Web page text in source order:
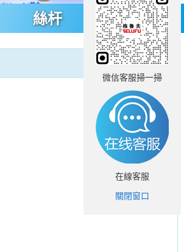
絲杆
微信客服掃一掃
在線客服
關閉窗口